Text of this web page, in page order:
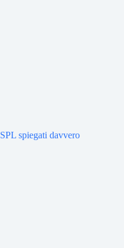
spiegati davvero